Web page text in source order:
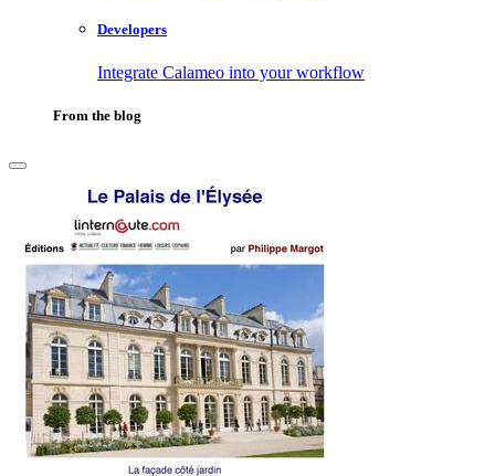
Developers
Integrate Calameo into your workflow
From the blog